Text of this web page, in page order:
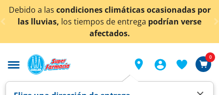
< div class="carousel-inner">
climáticas ocasionadas por
tiempos de entregapodrían verse
¡Ahora
0